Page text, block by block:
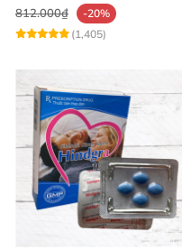
812.000₫
-20%
(1,405)